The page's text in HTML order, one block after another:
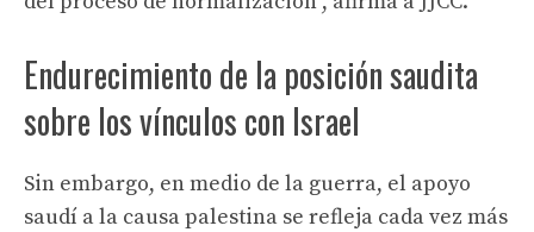
Endurecimiento de la posición saudita
sobre los vínculos con Israel
Sin embargo, en medio de la guerra, el apoyo
saudí a la causa palestina se refleja cada vez más